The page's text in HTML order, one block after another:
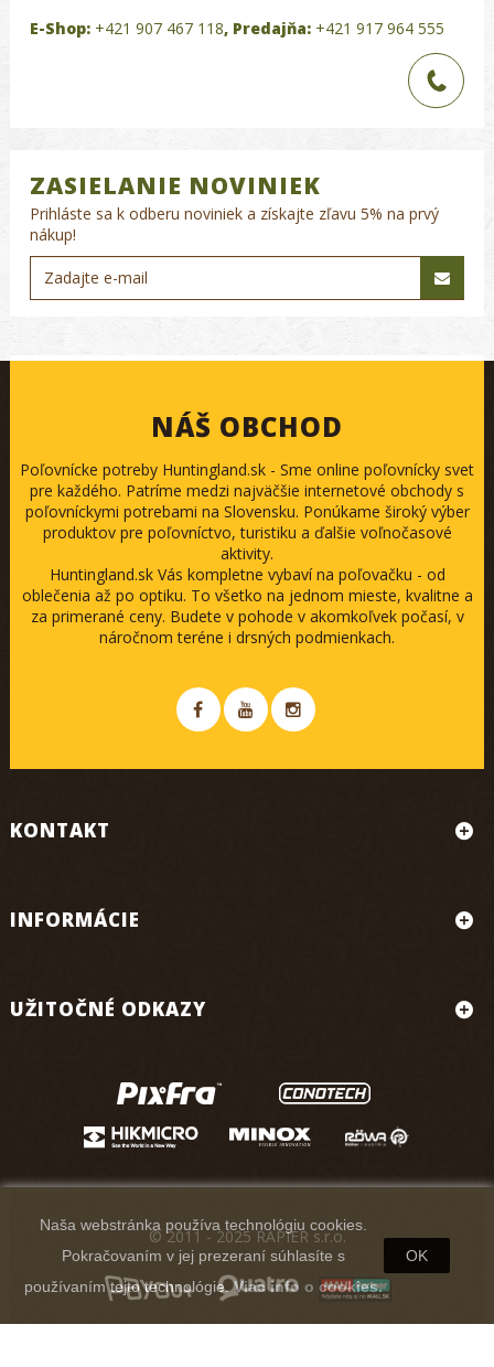
E-Shop: +421 907 467 118, Predajňa: +421 917 964 555
ZASIELANIE NOVINIEK
Prihláste sa k odberu noviniek a získajte zľavu 5% na prvý
nákup!
NÁŠ OBCHOD
Poľovnícke potreby Huntingland.sk - Sme online poľovnícky svet
pre každého. Patríme medzi najväčšie internetové obchody s
poľovníckymi potrebami na Slovensku. Ponúkame široký výber
produktov pre poľovníctvo, turistiku a ďalšie voľnočasové
aktivity.
Huntingland.sk Vás kompletne vybaví na poľovačku - od
oblečenia až po optiku. To všetko na jednom mieste, kvalitne a
za primerané ceny. Budete v pohode v akomkoľvek počasí, v
náročnom teréne i drsných podmienkach.
KONTAKT
INFORMÁCIE
UŽITOČNÉ ODKAZY
Naša webstránka používa technológiu cookies.
Pokračovaním v jej prezeraní súhlasíte s
používaním tejto technológie.Viac info o cookies.
OK
© 2011 - 2025 RAPIER s.r.o.